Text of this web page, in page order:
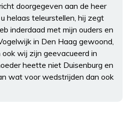
doorgegeven aan de heer
helaas teleurstellen, hij zegt
inderdaad met mijn ouders en
in Den Haag gewoond,
wij zijn geevacueerd in
heette niet Duisenburg en
wat voor wedstrijden dan ook